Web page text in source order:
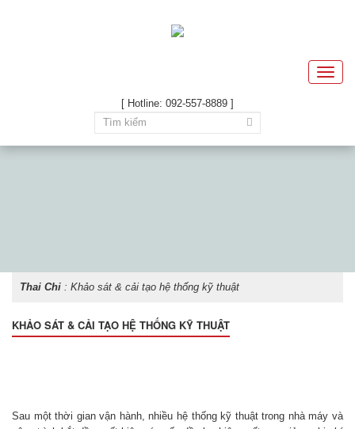
Toggle
[ Hotline: 092-557-8889 ]
Thai Chi : Khảo sát & cải tạo hệ thống kỹ thuật
KHẢO SÁT & CẢI TẠO HỆ THỐNG KỸ THUẬT
Sau một thời gian vận hành, nhiều hệ thống kỹ thuật trong nhà máy và